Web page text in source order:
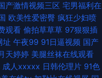
产激情视频三区 宅男福利在
欧美性爱密臀 疯狂少妇喷
观看 偷拍草草草 97狠狠插
址 午夜99 91日逼视频 国产
天婷婷 美腿丝袜在线观看
成人xxxxx 日韩伦理片 91色